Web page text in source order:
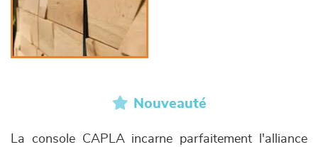
Nouveauté
La console CAPLA incarne parfaitement l'alliance